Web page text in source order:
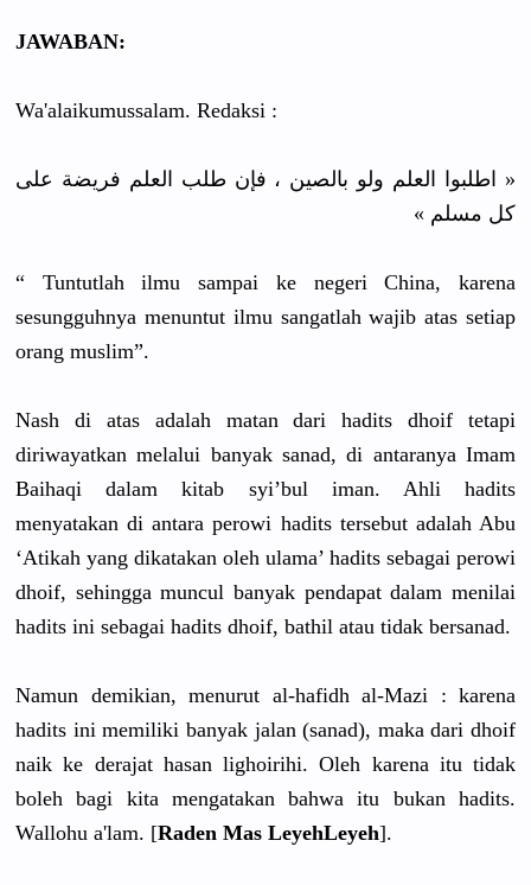
JAWABAN:
Wa'alaikumussalam. Redaksi :
« اطلبوا العلم ولو بالصين ، فإن طلب العلم فريضة على
كل مسلم »
“ Tuntutlah ilmu sampai ke negeri China, karena
sesungguhnya menuntut ilmu sangatlah wajib atas setiap
orang muslim”.
Nash di atas adalah matan dari hadits dhoif tetapi
diriwayatkan melalui banyak sanad, di antaranya Imam
Baihaqi dalam kitab syi’bul iman. Ahli hadits
menyatakan di antara perowi hadits tersebut adalah Abu
‘Atikah yang dikatakan oleh ulama’ hadits sebagai perowi
dhoif, sehingga muncul banyak pendapat dalam menilai
hadits ini sebagai hadits dhoif, bathil atau tidak bersanad.
Namun demikian, menurut al-hafidh al-Mazi : karena
hadits ini memiliki banyak jalan (sanad), maka dari dhoif
naik ke derajat hasan lighoirihi. Oleh karena itu tidak
boleh bagi kita mengatakan bahwa itu bukan hadits.
Wallohu a'lam. [Raden Mas LeyehLeyeh].